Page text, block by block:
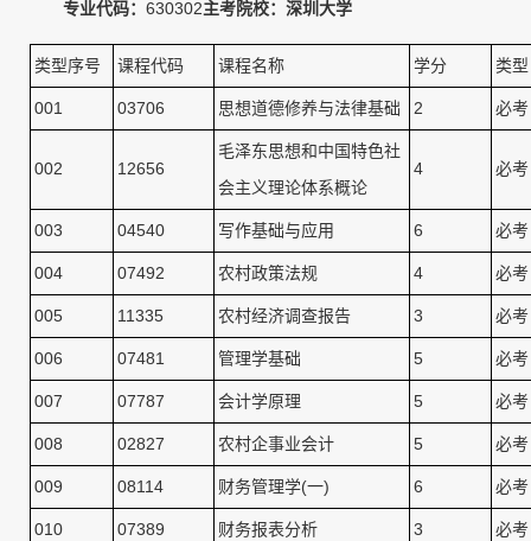
专业代码： 630302主考院校： 深圳大学
类型序号 课程代码 课程名称 学分 类型
001 03706 思想道德修养与法律基础 2 必考
002 12656
毛泽东思想和中国特色社
会主义理论体系概论
4 必考
003 04540 写作基础与应用 6 必考
004 07492 农村政策法规 4 必考
005 11335 农村经济调查报告 3 必考
006 07481 管理学基础 5 必考
007 07787 会计学原理 5 必考
008 02827 农村企事业会计 5 必考
009 08114 财务管理学(一) 6 必考
010 07389 财务报表分析 3 必考